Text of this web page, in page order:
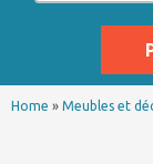
Home » Meubles et